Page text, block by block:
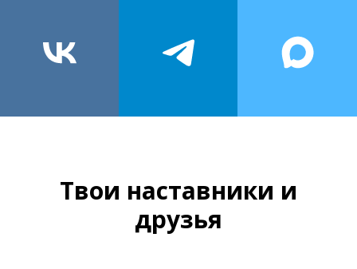
Твои наставники и
друзья